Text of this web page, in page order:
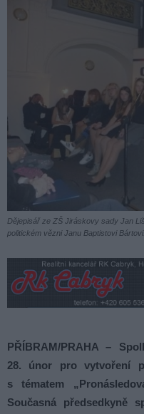
Dějepisář ze ZŠ Jiráskovy sady Jan
politickém vězni Janu Baptistovi
PŘÍBRAM/PRAHA –
28. únor pro vytvoření
s tématem
Současná předsedkyně